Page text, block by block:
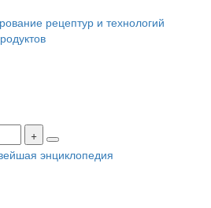
рецептур и технологий